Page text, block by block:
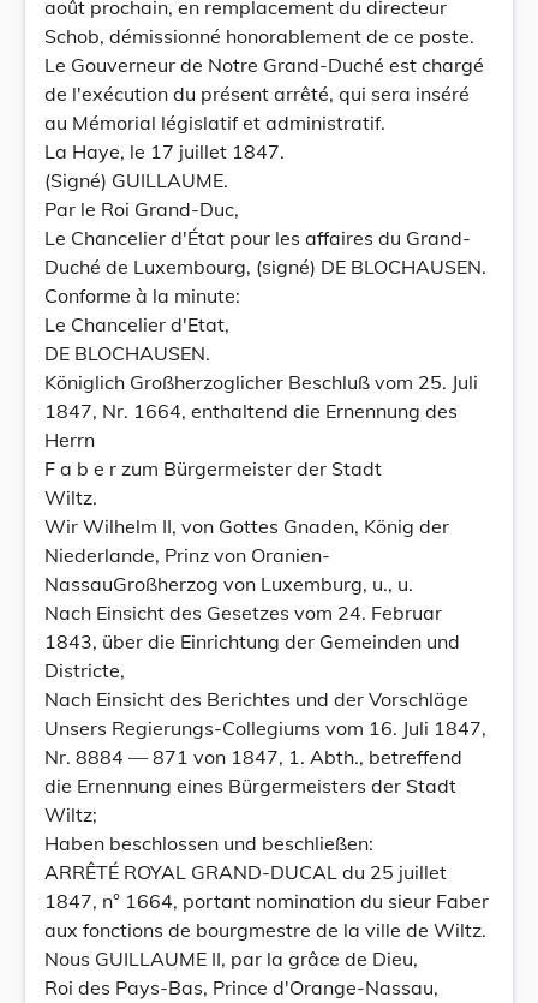
août prochain, en remplacement du directeur
Schob, démissionné honorablement de ce poste.
Le Gouverneur de Notre Grand-Duché est chargé
de l'exécution du présent arrêté, qui sera inséré
au Mémorial législatif et administratif.
La Haye, le 17 juillet 1847.
(Signé) GUILLAUME.
Par le Roi Grand-Duc,
Le Chancelier d'État pour les affaires du Grand-
Duché de Luxembourg, (signé) DE BLOCHAUSEN.
Conforme à la minute:
Le Chancelier d'Etat,
DE BLOCHAUSEN.
Königlich Großherzoglicher Beschluß vom 25. Juli
1847, Nr. 1664, enthaltend die Ernennung des
Herrn
F a b e r zum Bürgermeister der Stadt
Wiltz.
Wir Wilhelm II, von Gottes Gnaden, König der
Niederlande, Prinz von Oranien-
NassauGroßherzog von Luxemburg, u., u.
Nach Einsicht des Gesetzes vom 24. Februar
1843, über die Einrichtung der Gemeinden und
Districte,
Nach Einsicht des Berichtes und der Vorschläge
Unsers Regierungs-Collegiums vom 16. Juli 1847,
Nr. 8884 — 871 von 1847, 1. Abth., betreffend
die Ernennung eines Bürgermeisters der Stadt
Wiltz;
Haben beschlossen und beschließen:
ARRÊTÉ ROYAL GRAND-DUCAL du 25 juillet
1847, n° 1664, portant nomination du sieur Faber
aux fonctions de bourgmestre de la ville de Wiltz.
Nous GUILLAUME II, par la grâce de Dieu,
Roi des Pays-Bas, Prince d'Orange-Nassau,